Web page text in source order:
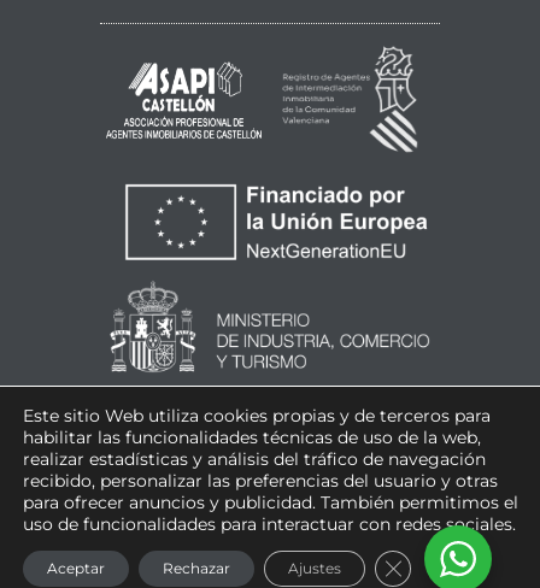
Este sitio Web utiliza cookies propias y de terceros para
habilitar las funcionalidades técnicas de uso de la web,
realizar estadísticas y análisis del tráfico de navegación
recibido, personalizar las preferencias del usuario y otras
para ofrecer anuncios y publicidad. También permitimos el
uso de funcionalidades para interactuar con redes sociales.
Aceptar Rechazar Ajustes CERRAR EL